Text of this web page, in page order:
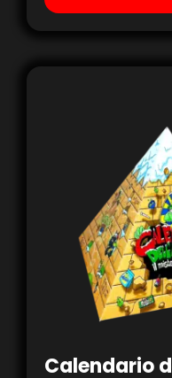
Calendario